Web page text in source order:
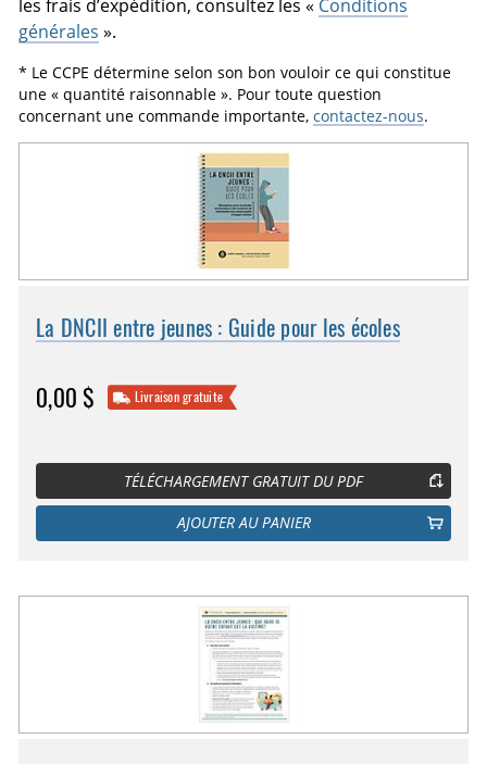
les frais d’expédition, consultez les « Conditions
générales ».
* Le CCPE détermine selon son bon vouloir ce qui constitue
une « quantité raisonnable ». Pour toute question
concernant une commande importante,contactez-nous.
La DNCII entre jeunes : Guide pour les écoles
0,00 $ Livraison gratuite
TÉLÉCHARGEMENT GRATUIT DU PDF
AJOUTER AU PANIER